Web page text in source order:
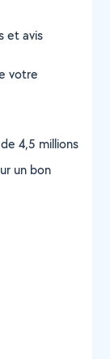
et avis
votre
4,5 millions
un bon